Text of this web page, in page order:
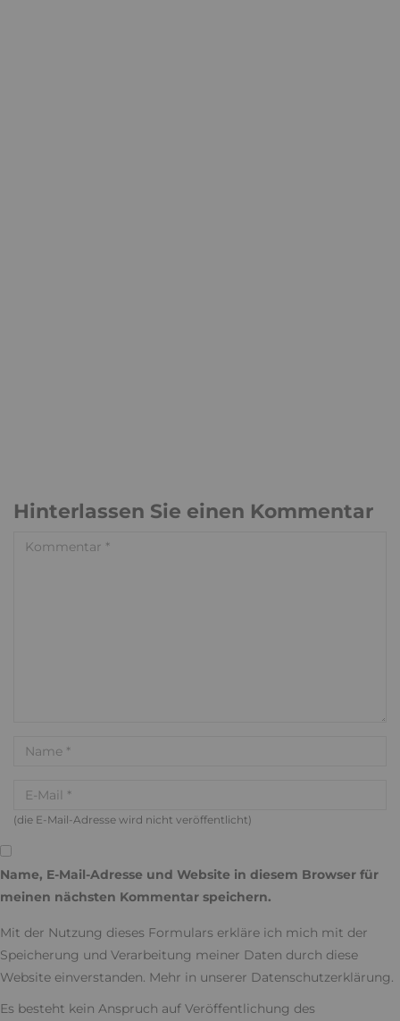
Hinterlassen Sie einen Kommentar
(die E-Mail-Adresse wird nicht veröffentlicht)
Name, E-Mail-Adresse und Website in diesem Browser für
meinen nächsten Kommentar speichern.
Mit der Nutzung dieses Formulars erkläre ich mich mit der
Speicherung und Verarbeitung meiner Daten durch diese
Website einverstanden. Mehr in unserer Datenschutzerklärung
Es besteht kein Anspruch auf Veröffentlichung des